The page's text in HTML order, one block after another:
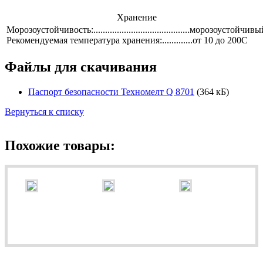
Хранение
Рекомендуемая температура хранения:.............от 10 до 200С
Файлы для скачивания
Паспорт безопасности Техномелт Q 8701 (364 кБ)
Вернуться к списку
Похожие товары: